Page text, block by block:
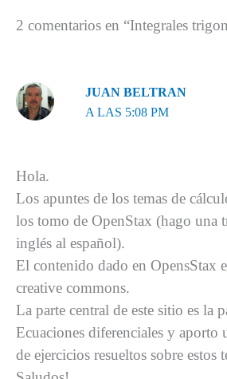
2 comentarios en “Integrales
JUAN BELTRAN
A LAS 5:08 PM
Hola.
Los apuntes de los temas de
los tomo de OpenStax (hago una
inglés al español).
El contenido dado en OpensStax
creative commons.
La parte central de este sitio es la
Ecuaciones diferenciales y aporto
de ejercicios resueltos sobre estos